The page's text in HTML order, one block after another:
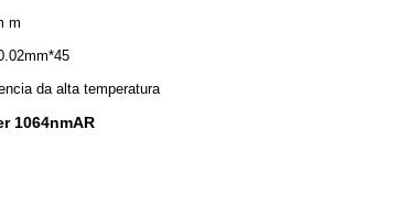
m
da alta temperatura
1064nmAR